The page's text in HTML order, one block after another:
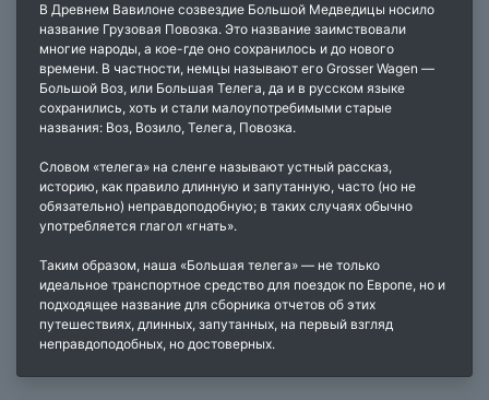
В Древнем Вавилоне созвездие Большой Медведицы носило
название Грузовая Повозка. Это название заимствовали
многие народы, а кое-где оно сохранилось и до нового
времени. В частности, немцы называют его Grosser Wagen —
Большой Воз, или Большая Телега, да и в русском языке
сохранились, хоть и стали малоупотребимыми старые
названия: Воз, Возило, Телега, Повозка.
Словом «телега» на сленге называют устный рассказ,
историю, как правило длинную и запутанную, часто (но не
обязательно) неправдоподобную; в таких случаях обычно
употребляется глагол «гнать».
Таким образом, наша «Большая телега» — не только
идеальное транспортное средство для поездок по Европе, но и
подходящее название для сборника отчетов об этих
путешествиях, длинных, запутанных, на первый взгляд
неправдоподобных, но достоверных.